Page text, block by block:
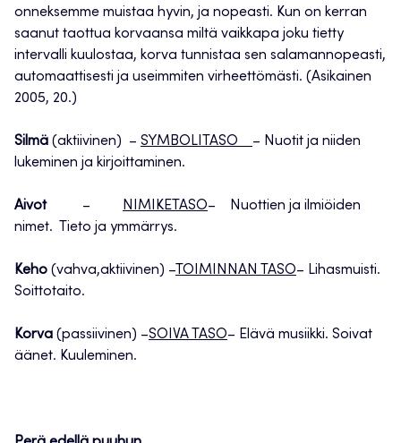
onneksemme muistaa hyvin, ja nopeasti. Kun on kerran
saanut taottua korvaansa miltä vaikkapa joku tietty
intervalli kuulostaa, korva tunnistaa sen salamannopeasti,
automaattisesti ja useimmiten virheettömästi. (Asikainen
2005, 20.)
Silmä (aktiivinen) – SYMBOLITASO – Nuotit ja niiden
lukeminen ja kirjoittaminen.
Aivot– NIMIKETASO– Nuottien ja ilmiöiden
nimet. Tieto ja ymmärrys.
Keho (vahva,aktiivinen) –TOIMINNAN TASO– Lihasmuisti.
Soittotaito.
Korva (passiivinen) –SOIVA TASO– Elävä musiikki. Soivat
äänet. Kuuleminen.